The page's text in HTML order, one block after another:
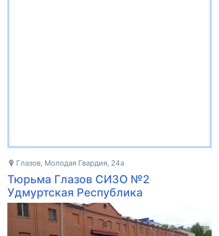
Глазов, Молодая Гвардия, 24а
Тюрьма Глазов СИЗО №2
Удмуртская Республика